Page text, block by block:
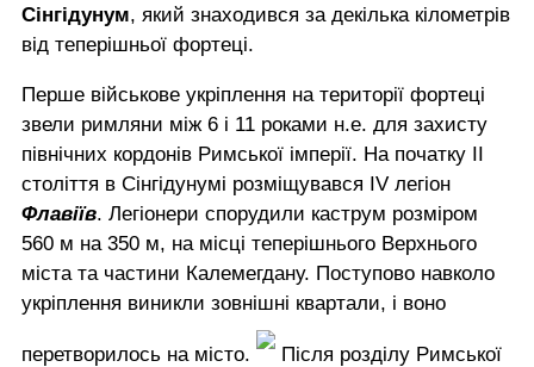
Сінгідунум, який знаходився за декілька кілометрів
від теперішньої фортеці.
Перше військове укріплення на території фортеці
звели римляни між 6 і 11 роками н.е. для захисту
північних кордонів Римської імперії. На початку II
століття в Сінгідунумі розміщувався IV легіон
Флавіїв. Легіонери спорудили каструм розміром
560 м на 350 м, на місці теперішнього Верхнього
міста та частини Калемегдану. Поступово навколо
укріплення виникли зовнішні квартали, і воно
перетворилось на місто.
Після розділу Римської